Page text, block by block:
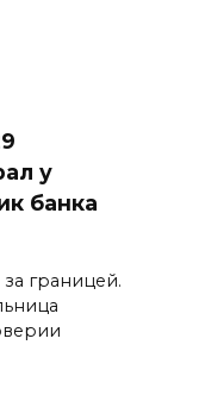
у
банка
границей.